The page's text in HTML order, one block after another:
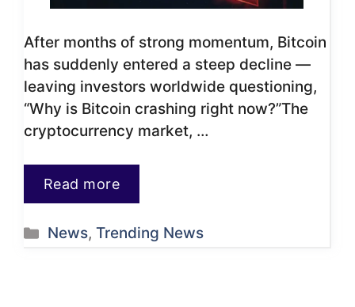
After months of strong momentum, Bitcoin
has suddenly entered a steep decline —
leaving investors worldwide questioning,
“Why is Bitcoin crashing right now?”The
cryptocurrency market, …
Read more
Categories
News,Trending News